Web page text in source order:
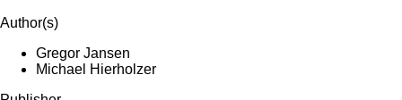
Author(s)
Gregor Jansen
Michael Hierholzer